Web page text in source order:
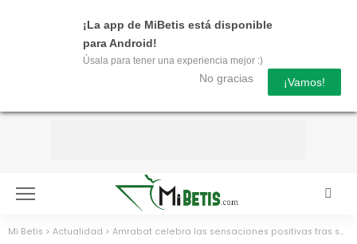
¡La app de MiBetis está disponible
para Android!
Úsala para tener una experiencia mejor :)
No gracias ¡Vamos!
Mi Betis > Actualidad > Amrabat celebra las sensaciones positivas tras su primer entrenamiento con el Betis: «Ha sido un día muy bueno»